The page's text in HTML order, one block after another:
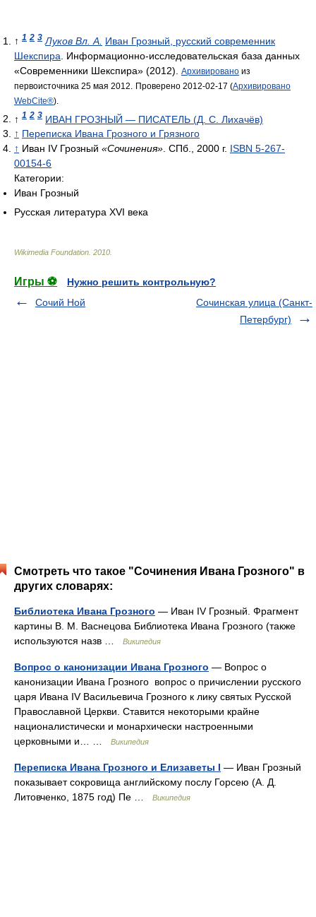
↑ 1 2 3 Луков Вл. А. Иван Грозный, русский современник
Шекспира . Информационно-исследовательская база данных
«Современники Шекспира» (2012).
Архивировано из
первоисточника 25 мая 2012.
Проверено 2012-02-17 (Архивировано
WebCite®).
↑ 1 2 3 ИВАН ГРОЗНЫЙ — ПИСАТЕЛЬ (Д. С. Лихачёв)
↑ Переписка Ивана Грозного и Грязного
↑ Иван IV Грозный «Сочинения». СПб., 2000 г. ISBN 5-267-
00154-6
Категории:
Иван Грозный
Русская литература XVI века
Wikimedia Foundation 2010
Игры ⚽
Нужно решить контрольную?
Сочий Ной
Сочинская улица (Санкт-
Петербург)
Смотреть что такое "Сочинения Ивана Грозного" в
других словарях:
Библиотека Ивана Грозного — Иван IV Грозный. Фрагмент
картины В. М. Васнецова Библиотека Ивана Грозного (также
используются назв …
Википедия
Вопрос о канонизации Ивана Грозного — Вопрос о
канонизации Ивана Грозного вопрос о причислении русского
царя Ивана IV Васильевича Грозного к лику святых Русской
Православной Церкви. Ставится некоторыми крайне
националистически и монархически настроенными
церковными и… …
Википедия
Переписка Ивана Грозного и Елизаветы I — Иван Грозный
показывает сокровища английскому послу Горсею (А. Д.
Литовченко, 1875 год) Пе …
Википедия